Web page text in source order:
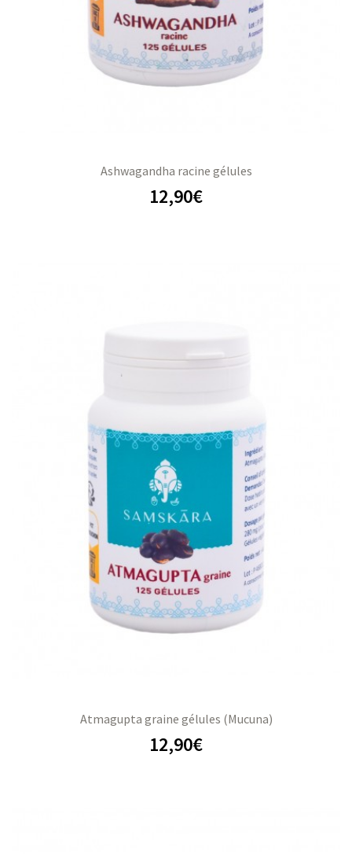
Ashwagandha racine gélules
12,90€
Atmagupta graine gélules (Mucuna)
12,90€